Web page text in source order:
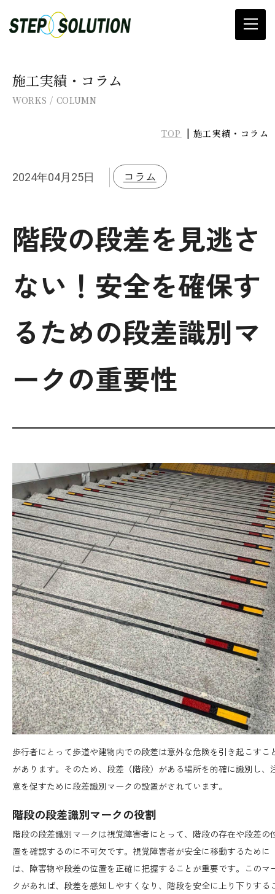
滑り止め施工
滑り止め材料販売
施工実績・コラム
個人情報保護方針
受付時間 9:00〜18:00 (土日祝を除く)
施工実績・コラム
WORKS / COLUMN
TOP 施工実績・コラム
2024年04月25日 コラム
階段の段差を見逃さ
ない！安全を確保す
るための段差識別マ
ークの重要性
歩行者にとって歩道や建物内での段差は意外な危険を引き起こすこ
があります。そのため、段差（階段）がある場所を的確に識別し、
意を促すために段差識別マークの設置がされています。
階段の段差識別マークの役割
階段の段差識別マークは視覚障害者にとって、階段の存在や段差の
置を確認するのに不可欠です。視覚障害者が安全に移動するために
は、障害物や段差の位置を正確に把握することが重要です。このマ
クがあれば、段差を感知しやすくなり、階段を安全に上り下りする